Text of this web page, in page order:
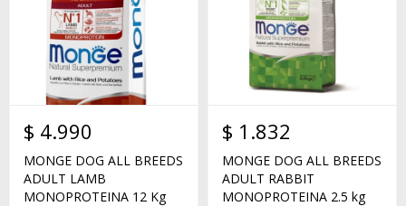
$ 4.990
MONGE DOG ALL BREEDS
ADULT LAMB
MONOPROTEINA 12 Kg
$ 1.832
MONGE DOG ALL BREEDS
ADULT RABBIT
MONOPROTEINA 2.5 kg